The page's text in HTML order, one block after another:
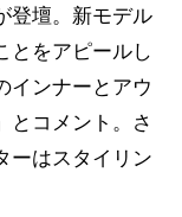
登壇。新モデル
とをアピールし
インナーとアウ
とコメント。さ
ーはスタイリン